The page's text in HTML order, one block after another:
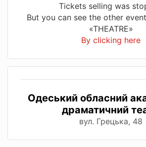
Tickets selling was
But you can see the other
«THEATRE»
By clicking here
Одеський обласний
драматичний
вул. Грецька, 48